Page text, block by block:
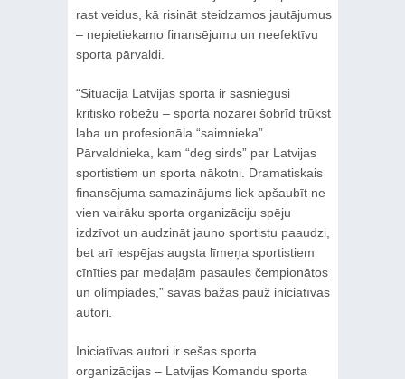
rast veidus, kā risināt steidzamos jautājumus
– nepietiekamo finansējumu un neefektīvu
sporta pārvaldi.
“Situācija Latvijas sportā ir sasniegusi
kritisko robežu – sporta nozarei šobrīd trūkst
laba un profesionāla “saimnieka”.
Pārvaldnieka, kam “deg sirds” par Latvijas
sportistiem un sporta nākotni. Dramatiskais
finansējuma samazinājums liek apšaubīt ne
vien vairāku sporta organizāciju spēju
izdzīvot un audzināt jauno sportistu paaudzi,
bet arī iespējas augsta līmeņa sportistiem
cīnīties par medaļām pasaules čempionātos
un olimpiādēs,” savas bažas pauž iniciatīvas
autori.
Iniciatīvas autori ir sešas sporta
organizācijas – Latvijas Komandu sporta